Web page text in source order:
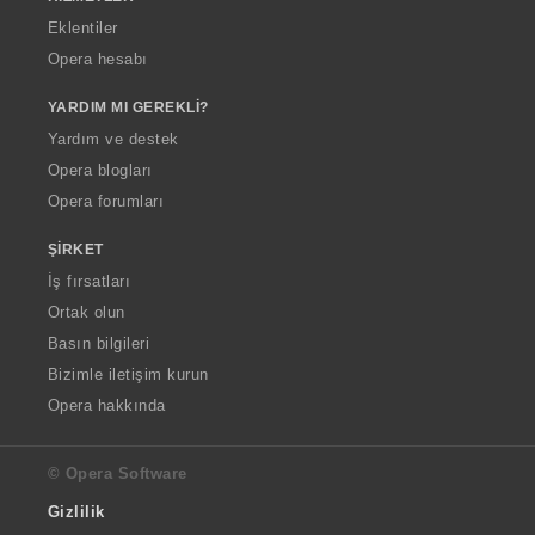
Eklentiler
Opera hesabı
YARDIM MI GEREKLI?
Yardım ve destek
Opera blogları
Opera forumları
ŞIRKET
İş fırsatları
Ortak olun
Basın bilgileri
Bizimle iletişim kurun
Opera hakkında
© Opera Software
Gizlilik